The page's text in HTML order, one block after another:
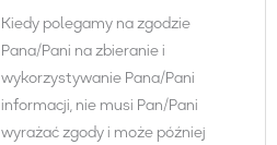
Kiedy polegamy na zgodzie
Pana/Pani na zbieranie i
wykorzystywanie Pana/Pani
informacji, nie musi Pan/Pani
wyrażać zgody i może później